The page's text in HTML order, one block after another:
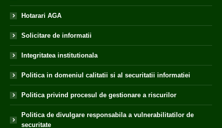
Hotarari AGA
Solicitare de informatii
Integritatea institutionala
Politica in domeniul calitatii si al securitatii informatiei
Politica privind procesul de gestionare a riscurilor
Politica de divulgare responsabila a vulnerabilitatilor de
securitate